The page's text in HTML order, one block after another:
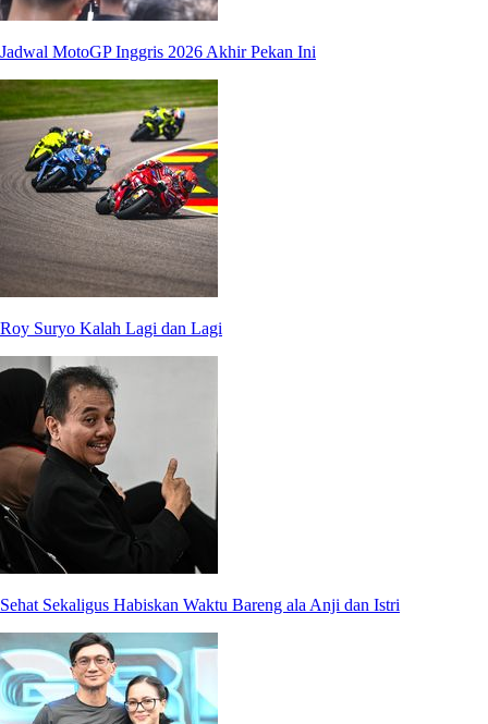
Jadwal MotoGP Inggris 2026 Akhir Pekan Ini
Roy Suryo Kalah Lagi dan Lagi
Sehat Sekaligus Habiskan Waktu Bareng ala Anji dan Istri